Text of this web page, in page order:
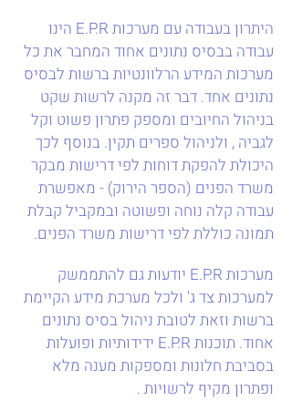
היתרון בעבודה עם מערכות E.P.R הינו
עבודה בבסיס נתונים אחוד המחבר את כל
מערכות המידע הרלוונטיות ברשות לבסיס
נתונים אחד. דבר זה מקנה לרשות שקט
בניהול החיובים ומספק פתרון פשוט וקל
לגביה , ולניהול ספרים תקין. בנוסף לכך
היכולת להפקת דוחות לפי דרישות מבקר
משרד הפנים (הספר הירוק) - מאפשרת
עבודה קלה נוחה ופשוטה ובמקביל קבלת
תמונה כוללת לפי דרישות משרד הפנים.
מערכות E.P.R יודעות גם להתממשק
למערכות צד ג' ולכל מערכת מידע הקיימת
ברשות וזאת לטובת ניהול בסיס נתונים
אחוד. תוכנות E.P.R ידידותיות ופועלות
בסביבת חלונות ומספקות מענה מלא
ופתרון מקיף לרשויות .